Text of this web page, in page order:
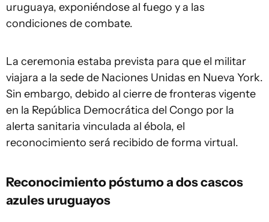
uruguaya, exponiéndose al fuego y a las
condiciones de combate.
La ceremonia estaba prevista para que el militar
viajara a la sede de Naciones Unidas en Nueva York.
Sin embargo, debido al cierre de fronteras vigente
en la República Democrática del Congo por la
alerta sanitaria vinculada al ébola, el
reconocimiento será recibido de forma virtual.
Reconocimiento póstumo a dos cascos
azules uruguayos